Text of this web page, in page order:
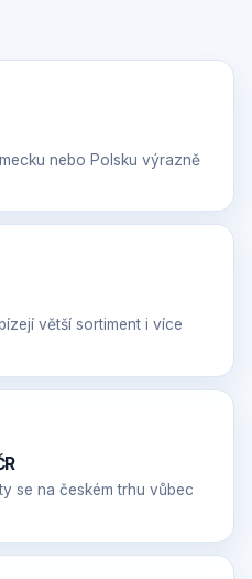
nebo Polsku výrazně
větší sortiment i více
se na českém trhu vůbec